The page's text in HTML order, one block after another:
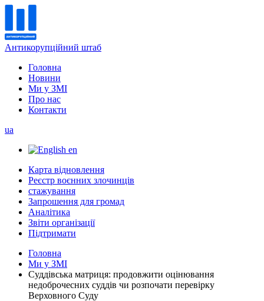
Антикорупційний штаб
Головна
Новини
Ми у ЗМІ
Про нас
Контакти
ua
en
Карта відновлення
Реєстр воєнних злочинців
стажування
Запрошення для громад
Аналітика
Звіти організації
Підтримати
Головна
Ми у ЗМІ
Суддівська матриця: продовжити оцінювання
недоброчесних суддів чи розпочати перевірку
Верховного Суду